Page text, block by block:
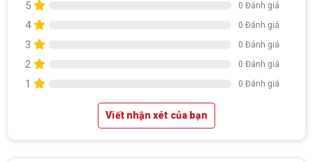
5 0 Đánh giá
4 0 Đánh giá
3 0 Đánh giá
2 0 Đánh giá
1 0 Đánh giá
Viết nhận xét của bạn